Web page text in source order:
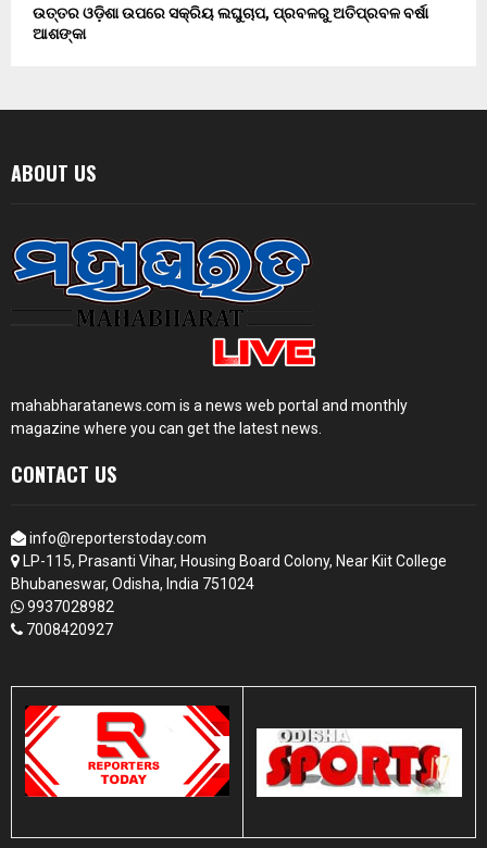
ଉତ୍ତର ଓଡ଼ିଶା ଉପରେ ସକ୍ରିୟ ଲଘୁଚାପ, ପ୍ରବଳରୁ ଅତିପ୍ରବଳ ବର୍ଷା
ଆଶଙ୍କା
ABOUT US
mahabharatanews.com is a news web portal and monthly
magazine where you can get the latest news.
CONTACT US
info@reporterstoday.com
LP-115, Prasanti Vihar, Housing Board Colony, Near Kiit College
Bhubaneswar, Odisha, India 751024
9937028982
7008420927